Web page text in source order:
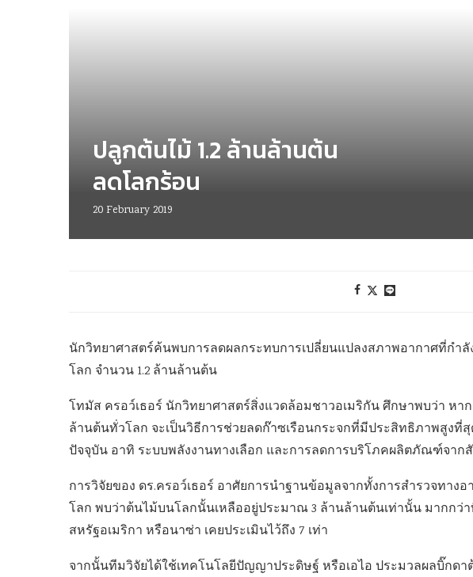
ปลูกต้นไม้ 1.2 ล้านล้านต้น
ลดโลกร้อน
20 February 2019
นักวิทยาศาสตร์ค้นพบการลดผลกระทบการเปลี่ยนแปลงสภาพอากาศที่กำ
โลก จำนวน 1.2 ล้านล้านต้น
โทมัส ครอว์เธอร์ นักวิทยาศาสตร์สิ่งแวดล้อมชาวอเมริกัน ศึกษาพบว่า หา
ล้านต้นทั่วโลก จะเป็นวิธีการช่วยลดก๊าซเรือนกระจกที่มีประสิทธิภาพสูงที่
ปัจจุบัน อาทิ ระบบพลังงานทางเลือก และการลดการบริโภคผลิตภัณฑ์จาก
การวิจัยของ ดร.ครอว์เธอร์ อาศัยการนำฐานข้อมูลจากทั้งการสำรวจทาง
โลก พบว่าต้นไม้บนโลกนั้นเหลืออยู่ประมาณ 3 ล้านล้านต้นเท่านั้น มากกว่
สหรัฐอเมริกา หรือนาซ่า เคยประเมินไว้ถึง 7 เท่า
จากนั้นทีมวิจัยได้ใช้เทคโนโลยีปัญญาประดิษฐ์ หรือเอไอ ประมวลผลบิ๊กดา